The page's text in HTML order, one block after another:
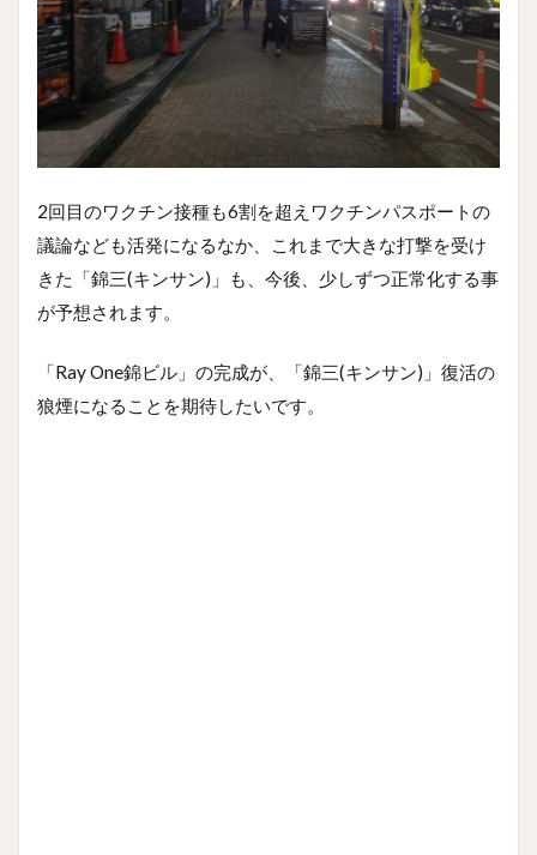
2回目のワクチン接種も6割を超えワクチンパスポートの
議論なども活発になるなか、これまで大きな打撃を受け
きた「錦三(キンサン)」も、今後、少しずつ正常化する事
が予想されます。
「Ray One錦ビル」の完成が、「錦三(キンサン)」復活の
狼煙になることを期待したいです。